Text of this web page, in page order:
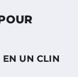
EN UN CLIN